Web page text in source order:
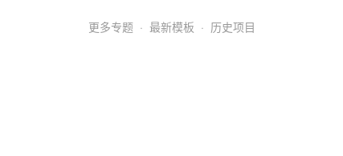
更多专题 · 最新模板 · 历史项目